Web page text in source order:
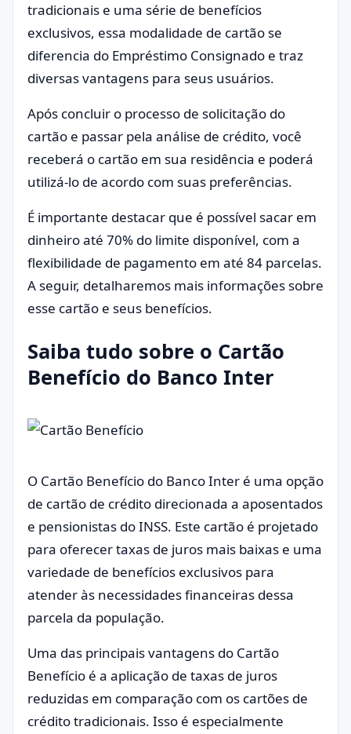
tradicionais e uma série de benefícios
exclusivos, essa modalidade de cartão se
diferencia do Empréstimo Consignado e traz
diversas vantagens para seus usuários.
Após concluir o processo de solicitação do
cartão e passar pela análise de crédito, você
receberá o cartão em sua residência e poderá
utilizá-lo de acordo com suas preferências.
É importante destacar que é possível sacar em
dinheiro até 70% do limite disponível, com a
flexibilidade de pagamento em até 84 parcelas.
A seguir, detalharemos mais informações sobre
esse cartão e seus benefícios.
Saiba tudo sobre o Cartão
Benefício do Banco Inter
O Cartão Benefício do Banco Inter é uma opção
de cartão de crédito direcionada a aposentados
e pensionistas do INSS. Este cartão é projetado
para oferecer taxas de juros mais baixas e uma
variedade de benefícios exclusivos para
atender às necessidades financeiras dessa
parcela da população.
Uma das principais vantagens do Cartão
Benefício é a aplicação de taxas de juros
reduzidas em comparação com os cartões de
crédito tradicionais. Isso é especialmente